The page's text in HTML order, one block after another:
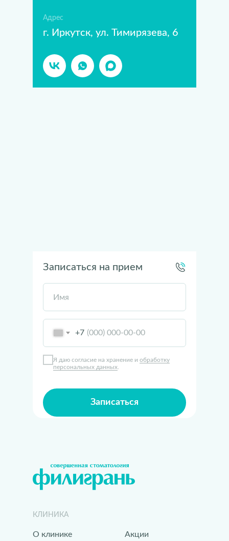
г. Иркутск, ул. Тимирязева, 6
Адрес
Записаться на прием
Имя
+7
Я даю согласие на хранение и обработку
персональных данных
Записаться
Акции
О клинике
КЛИНИКА